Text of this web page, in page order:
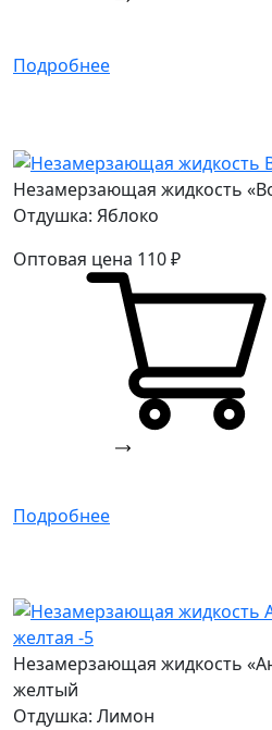
Подробнее
Незамерзающая жидкость
Отдушка: Яблоко
Оптовая цена 110₽
Подробнее
Незамерзающая жидкость
желтый
Отдушка: Лимон